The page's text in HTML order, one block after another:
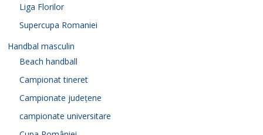
Liga Florilor
Supercupa Romaniei
Handbal masculin
Beach handball
Campionat tineret
Campionate județene
campionate universitare